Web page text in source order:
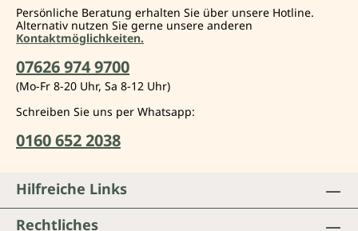
Persönliche Beratung erhalten Sie über unsere Hotline.
Alternativ nutzen Sie gerne unsere anderen
Kontaktmöglichkeiten.
07626 974 9700
(Mo-Fr 8-20 Uhr, Sa 8-12 Uhr)
Schreiben Sie uns per Whatsapp:
0160 652 2038
Hilfreiche Links
Rechtliches